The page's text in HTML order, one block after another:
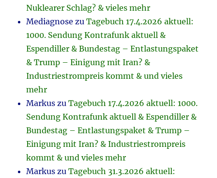
Nuklearer Schlag? & vieles mehr
Mediagnose zuTagebuch 17.4.2026 aktuell:
1000. Sendung Kontrafunk aktuell &
Espendiller & Bundestag – Entlastungspaket
& Trump – Einigung mit Iran? &
Industriestrompreis kommt & und vieles
mehr
Markus zuTagebuch 17.4.2026 aktuell: 1000.
Sendung Kontrafunk aktuell & Espendiller &
Bundestag – Entlastungspaket & Trump –
Einigung mit Iran? & Industriestrompreis
kommt & und vieles mehr
Markus zuTagebuch 31.3.2026 aktuell: